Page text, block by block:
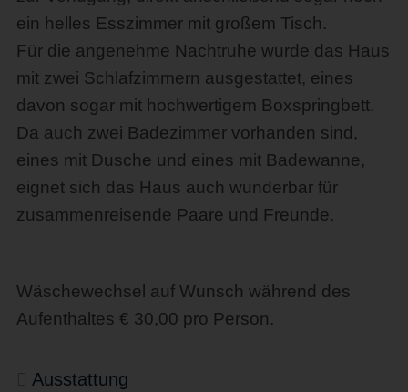
ein helles Esszimmer mit großem Tisch.
Für die angenehme Nachtruhe wurde das Haus
mit zwei Schlafzimmern ausgestattet, eines
davon sogar mit hochwertigem Boxspringbett.
Da auch zwei Badezimmer vorhanden sind,
eines mit Dusche und eines mit Badewanne,
eignet sich das Haus auch wunderbar für
zusammenreisende Paare und Freunde.
Wäschewechsel auf Wunsch während des
Aufenthaltes € 30,00 pro Person.
Ausstattung